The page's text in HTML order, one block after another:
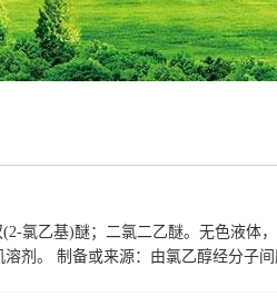
氯乙基)醚；二氯二乙醚。无色液体
剂。 制备或来源：由氯乙醇经分子